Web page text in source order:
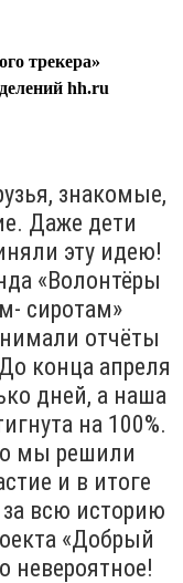
трекера»
hh.ru
знакомые,
Даже дети
эту идею!
«Волонтёры
сиротам»
отчёты
конца апреля
дней, а наша
на 100%.
мы решили
и в итоге
всю историю
«Добрый
невероятное!